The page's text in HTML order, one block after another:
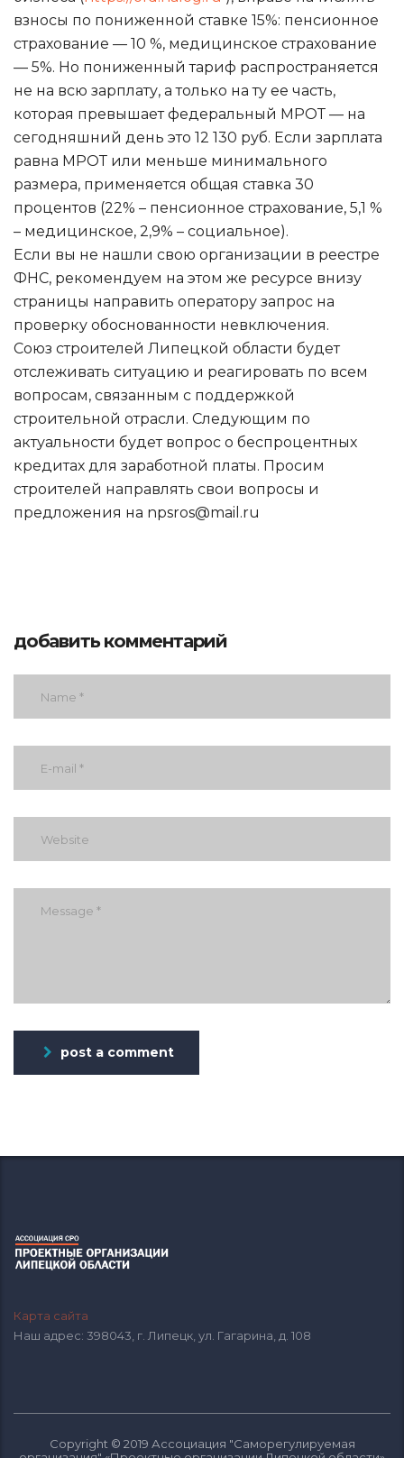
взносы по пониженной ставке 15%: пенсионное
страхование — 10 %, медицинское страхование
— 5%. Но пониженный тариф распространяется
не на всю зарплату, а только на ту ее часть,
которая превышает федеральный МРОТ — на
сегодняшний день это 12 130 руб. Если зарплата
равна МРОТ или меньше минимального
размера, применяется общая ставка 30
процентов (22% – пенсионное страхование, 5,1 %
– медицинское, 2,9% – социальное).
Если вы не нашли свою организации в реестре
ФНС, рекомендуем на этом же ресурсе внизу
страницы направить оператору запрос на
проверку обоснованности невключения.
Союз строителей Липецкой области будет
отслеживать ситуацию и реагировать по всем
вопросам, связанным с поддержкой
строительной отрасли. Следующим по
актуальности будет вопрос о беспроцентных
кредитах для заработной платы. Просим
строителей направлять свои вопросы и
предложения на npsros@mail.ru
добавить комментарий
post a comment
Карта сайта
Наш адрес: 398043, г. Липецк, ул. Гагарина, д. 108
Copyright © 2019 Ассоциация "Саморегулируемая